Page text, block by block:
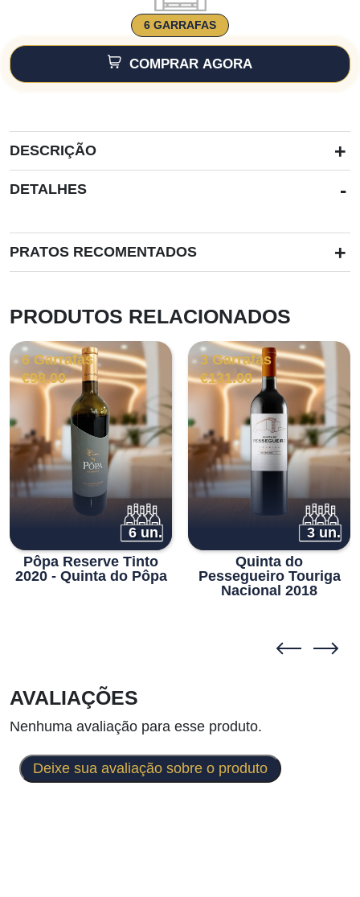
6 GARRAFAS
COMPRAR AGORA
DESCRIÇÃO +
DETALHES -
PRATOS RECOMENTADOS +
PRODUTOS RELACIONADOS
6 Garrafas
€98.00
6 un.
Pôpa Reserve Tinto
2020 - Quinta do Pôpa
3 Garrafas
€131.00
3 un.
Quinta do
Pessegueiro Touriga
Nacional 2018
AVALIAÇÕES
Nenhuma avaliação para esse produto.
Deixe sua avaliação sobre o produto